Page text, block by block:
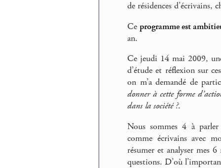
de résidences d’écrivains,
Ceprogramme est
an.
Ce jeudi 14 mai 2009,
d’étude et réflexion sur
on m’a demandé de
donner à cette forme
dans la société ?.
Nous sommes 4 à
comme écrivains avec
résumer et analyser mes
questions. D’où